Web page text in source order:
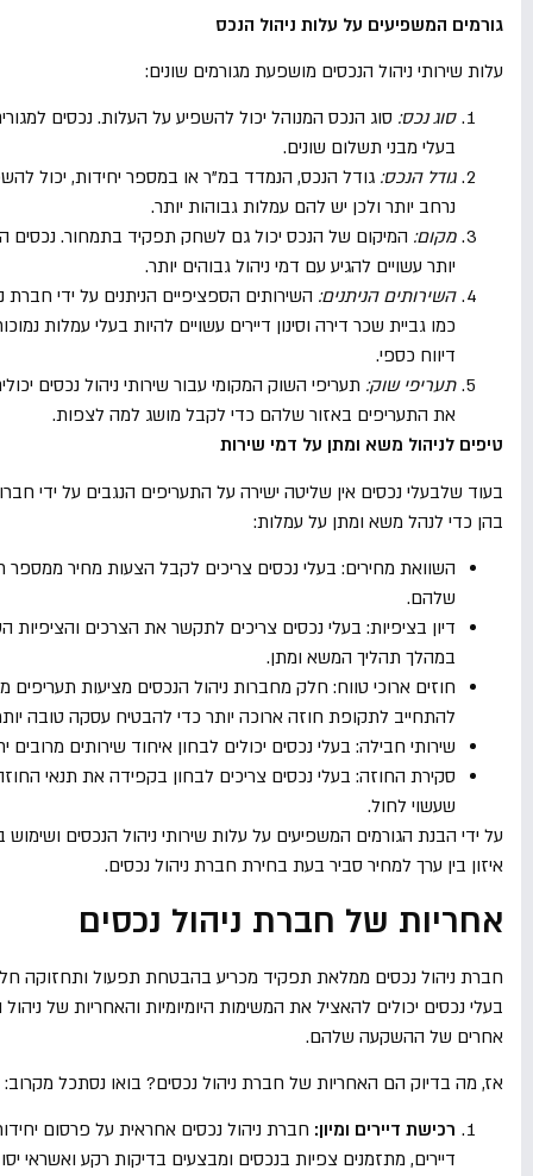
גורמים המשפיעים על עלות ניהול הנכס
עלות שירותי ניהול הנכסים מושפעת מגורמים שונים:
סוג נכס: סוג הנכס המנוהל יכול להשפיע על העלות. נכסים
בעלי מבני תשלום שונים.
גודל הנכס: גודל הנכס, הנמדד במ"ר או במספר יחידות, יכול
נרחב יותר ולכן יש להם עמלות גבוהות יותר.
מקום: המיקום של הנכס יכול גם לשחק תפקיד בתמחור. נכסים
יותר עשויים להגיע עם דמי ניהול גבוהים יותר.
השירותים הניתנים: השירותים הספציפיים הניתנים על ידי
כמו גביית שכר דירה וסינון דיירים עשויים להיות בעלי עמלות
דיווח כספי.
תעריפי שוק: תעריפי השוק המקומי עבור שירותי ניהול נכסים
את התעריפים באזור שלהם כדי לקבל מושג למה לצפות.
טיפים לניהול משא ומתן על דמי שירות
בעוד שלבעלי נכסים אין שליטה ישירה על התעריפים הנגבים על ידי
בהן כדי לנהל משא ומתן על עמלות:
השוואת מחירים: בעלי נכסים צריכים לקבל הצעות מחיר ממספר
שלהם.
דיון בציפיות: בעלי נכסים צריכים לתקשר את הצרכים
במהלך תהליך המשא ומתן.
חוזים ארוכי טווח: חלק מחברות ניהול הנכסים מציעות תעריפים
להתחייב לתקופת חוזה ארוכה יותר כדי להבטיח עסקה טובה
שירותי חבילה: בעלי נכסים יכולים לבחון איחוד שירותים
סקירת החוזה: בעלי נכסים צריכים לבחון בקפידה את תנאי
שעשוי לחול.
על ידי הבנת הגורמים המשפיעים על עלות שירותי ניהול הנכסים
איזון בין ערך למחיר סביר בעת בחירת חברת ניהול נכסים.
אחריות של חברת ניהול נכסים
חברת ניהול נכסים ממלאת תפקיד מכריע בהבטחת תפעול ותחזוקה
בעלי נכסים יכולים להאציל את המשימות היומיומיות והאחריות של
אחרים של ההשקעה שלהם.
אז, מה בדיוק הם האחריות של חברת ניהול נכסים? בואו נסתכל מקרוב:
רכישת דיירים ומיון: חברת ניהול נכסים אחראית על פרסום
דיירים, מתזמנים צפיות בנכסים ומבצעים בדיקות רקע ואשראי